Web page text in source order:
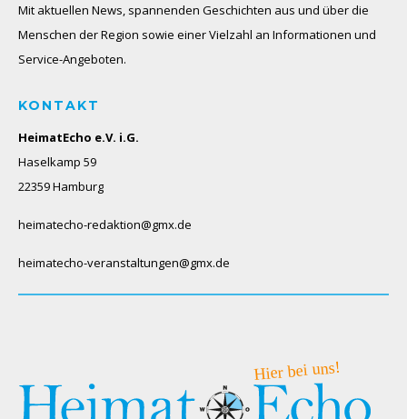
Mit aktuellen News, spannenden Geschichten aus und über die
Menschen der Region sowie einer Vielzahl an Informationen und
Service-Angeboten.
KONTAKT
HeimatEcho e.V. i.G.
Haselkamp 59
22359 Hamburg
heimatecho-redaktion@gmx.de
heimatecho-veranstaltungen@gmx.de